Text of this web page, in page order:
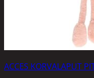
ACCES KORVALAPUT